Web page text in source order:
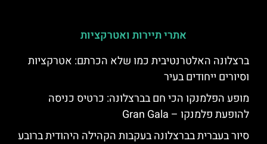
אתרי תיירות ואטרקציות
ברצלונה האלטרנטיבית כמו שלא הכרתם: אטרקציות
וסיורים ייחודים בעיר
מופע הפלמנקו הכי חם בברצלונה: כרטיס כניסה
להופעת פלמנקו – Gran Gala
סיור בעברית בברצלונה בעקבות הקהילה היהודית ברובע